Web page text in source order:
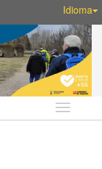
Idioma
Idioma